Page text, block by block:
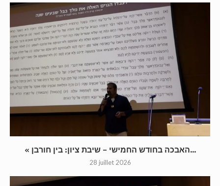
« האבכה בחודש החמישי – שיבת ציון: בין חורבן...
28 juillet 2026